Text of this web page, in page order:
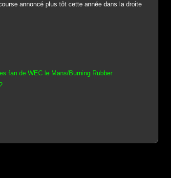
annoncé plus tôt cette année dans la droite
fan de WEC le Mans/Burning Rubber